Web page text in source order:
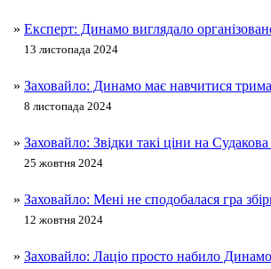
» Експерт: Динамо виглядало
13 листопада 2024
» Заховайло: Динамо має навчитися
8 листопада 2024
» Заховайло: Звідки такі ціни на
25 жовтня 2024
» Заховайло: Мені не сподобалася гра
12 жовтня 2024
» Заховайло: Лаціо просто набило